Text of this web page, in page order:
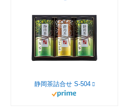
静岡茶詰合せ S-504